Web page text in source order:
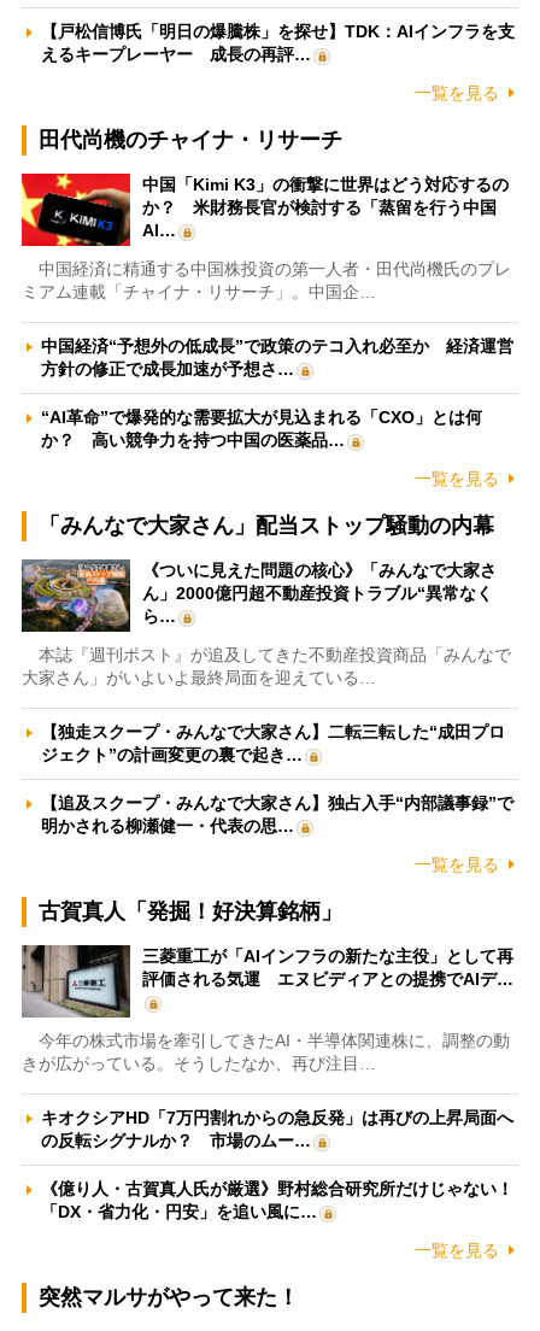
【戸松信博氏「明日の爆騰株」を探せ】TDK：AIインフラを支
えるキープレーヤー 成長の再評…
一覧を見る
田代尚機のチャイナ・リサーチ
中国「Kimi K3」の衝撃に世界はどう対応するの
か？ 米財務長官が検討する「蒸留を行う中国
AI…
中国経済に精通する中国株投資の第一人者・田代尚機氏のプレ
ミアム連載「チャイナ・リサーチ」。中国企…
中国経済“予想外の低成長”で政策のテコ入れ必至か 経済運営
方針の修正で成長加速が予想さ…
“AI革命”で爆発的な需要拡大が見込まれる「CXO」とは何
か？ 高い競争力を持つ中国の医薬品…
一覧を見る
「みんなで大家さん」配当ストップ騒動の内幕
《ついに見えた問題の核心》「みんなで大家さ
ん」2000億円超不動産投資トラブル“異常なく
ら…
本誌『週刊ポスト』が追及してきた不動産投資商品「みんなで
大家さん」がいよいよ最終局面を迎えている…
【独走スクープ・みんなで大家さん】二転三転した“成田プロ
ジェクト”の計画変更の裏で起き…
【追及スクープ・みんなで大家さん】独占入手“内部議事録”で
明かされる柳瀬健一・代表の思…
一覧を見る
古賀真人「発掘！好決算銘柄」
三菱重工が「AIインフラの新たな主役」として再
評価される気運 エヌビディアとの提携でAIデ…
今年の株式市場を牽引してきたAI・半導体関連株に、調整の動
きが広がっている。そうしたなか、再び注目…
キオクシアHD「7万円割れからの急反発」は再びの上昇局面へ
の反転シグナルか？ 市場のムー…
《億り人・古賀真人氏が厳選》野村総合研究所だけじゃない！
「DX・省力化・円安」を追い風に…
一覧を見る
突然マルサがやって来た！